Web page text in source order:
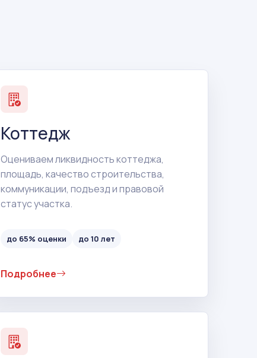
Коттедж
Оцениваем ликвидность коттеджа,
площадь, качество строительства,
коммуникации, подъезд и правовой
статус участка.
до 65% оценки до 10 лет
Подробнее